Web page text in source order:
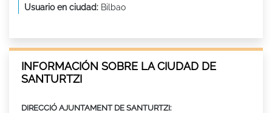
Usuario en ciudad: Bilbao
INFORMACIÓN SOBRE LA CIUDAD DE
SANTURTZI
DIRECCIÓ AJUNTAMENT DE SANTURTZI: